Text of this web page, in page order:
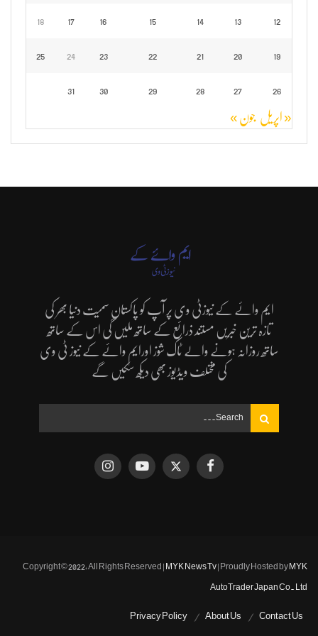
12
13
14
15
16
17
18
19
20
21
22
23
24
25
26
27
28
29
30
31
« اپریل جون »
ایم وائے کے نیوزٹی وی پر آپ کو پاکستان سمیت دنیا بھر کی
تازہ ترین خبریں مستند ذرائع کے ساتھ ملیں گی اس کے ساتھ
ساتھ روزانہ ہونے والے ٹاک شوز اورایم وائے کے نیوز ٹی وی
کی مختلف ویڈیوز بھی دیکھ سکیں گے
Copyright © 2022, All Rights Reserved | MYK News Tv | Proudly Hosted by MYK
AutoTrader Japan Co. Ltd
Contact Us
About Us
Privacy Policy